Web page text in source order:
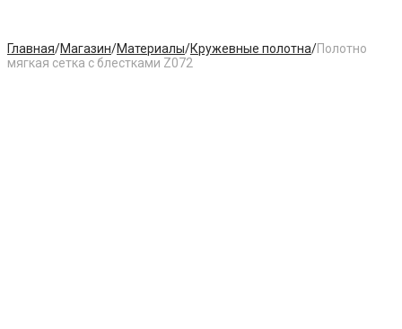
Главная/Магазин/Материалы/Кружевные полотна/Полотно
мягкая сетка с блестками Z072